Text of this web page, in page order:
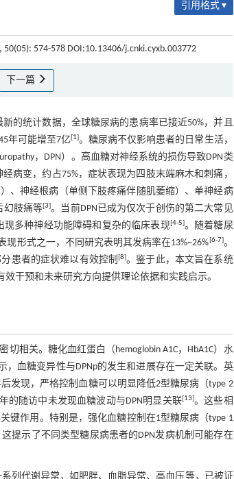
引用格式 ▾
50(05): 574-578 DOI:10.13406/j.cnki.cyxb.003772
下一篇
的统计数据，全球糖尿病的患病率已接近50%，并且
年可能增至7亿[1]。糖尿病不仅影响患者的日常生活，
，DPN）。高血糖对神经系统的损伤导致DPN类
病变，约占75%，症状表现为四肢末端麻木和刺痛，
、神经根病（单侧下肢疼痛伴随肌萎缩）、单神经病
幻肢痛等[3]。当前DPN已成为仅次于创伤的第二大常见
多种神经功能障碍和复杂的临床表现[4-5]。随着糖尿
形式之一，不同研究表明其发病率在13%~26%[6-7]。
患者的症状难以有效控制[8]。鉴于此，本文旨在系统
干预和未来研究方向提供理论依据和实践启示。
相关。糖化血红蛋白（hemoglobin A1C，HbA1C）水
，血糖变异性与DPNp的发生和进展存在一定关联。英
后发现，严格控制血糖可以明显降低2型糖尿病（type 2
的随访中未发现血糖波动与DPN明显关联[13]。这些相
键作用。特别是，强化血糖控制在1型糖尿病（type 1
提示了不同类型糖尿病患者的DPN发病机制可能存在
系列代谢异常，如肥胖、血脂异常、高血压等，已被证